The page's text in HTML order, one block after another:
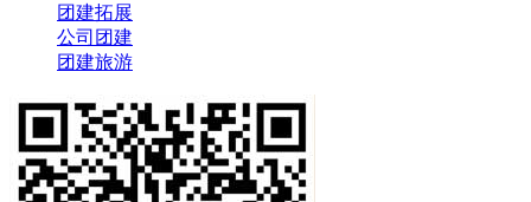
团建拓展
公司团建
团建旅游